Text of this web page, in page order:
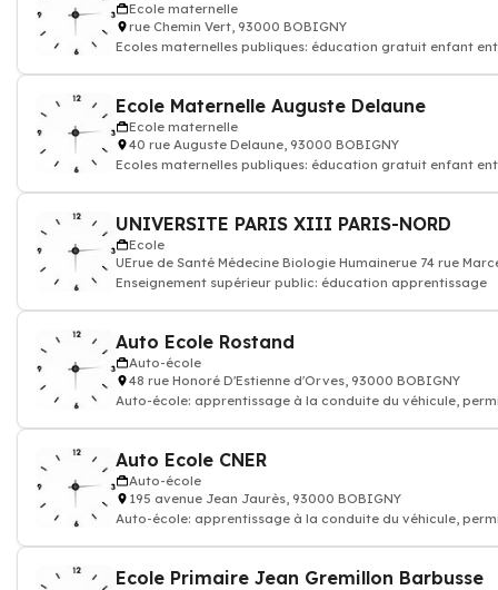
Ecole maternelle
rue Chemin Vert, 93000 BOBIGNY
Ecoles maternelles publiques: éducation gratuit enfant
Ecole Maternelle Auguste Delaune
Ecole maternelle
40 rue Auguste Delaune, 93000 BOBIGNY
Ecoles maternelles publiques: éducation gratuit enfant
UNIVERSITE PARIS XIII PARIS-NORD
Ecole
UErue de Santé Médecine Biologie Humainerue 74 rue
Enseignement supérieur public: éducation apprentissage
Auto Ecole Rostand
Auto-école
48 rue Honoré D'Estienne d'Orves, 93000 BOBIGNY
Auto-école: apprentissage à la conduite du véhicule,
Auto Ecole CNER
Auto-école
195 avenue Jean Jaurès, 93000 BOBIGNY
Auto-école: apprentissage à la conduite du véhicule,
Ecole Primaire Jean Gremillon Barbusse